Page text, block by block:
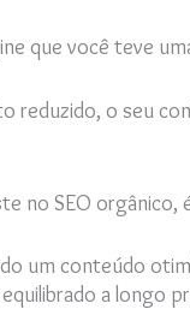
que você teve
reduzido, o seu
no SEO
um conteúdo
a longo